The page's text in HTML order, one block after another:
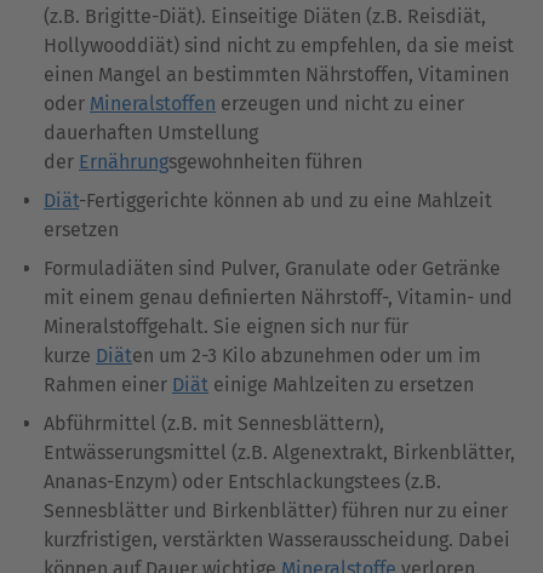
(z.B. Brigitte-Diät). Einseitige Diäten (z.B. Reisdiät,
Hollywooddiät) sind nicht zu empfehlen, da sie meist
einen Mangel an bestimmten Nährstoffen, Vitaminen
oder Mineralstoffen erzeugen und nicht zu einer
dauerhaften Umstellung
der Ernährungsgewohnheiten führen
Diät-Fertiggerichte können ab und zu eine Mahlzeit
ersetzen
Formuladiäten sind Pulver, Granulate oder Getränke
mit einem genau definierten Nährstoff-, Vitamin- und
Mineralstoffgehalt. Sie eignen sich nur für
kurze Diäten um 2-3 Kilo abzunehmen oder um im
Rahmen einer Diät einige Mahlzeiten zu ersetzen
Abführmittel (z.B. mit Sennesblättern),
Entwässerungsmittel (z.B. Algenextrakt, Birkenblätter,
Ananas-Enzym) oder Entschlackungstees (z.B.
Sennesblätter und Birkenblätter) führen nur zu einer
kurzfristigen, verstärkten Wasserausscheidung. Dabei
können auf Dauer wichtige Mineralstoffe verloren